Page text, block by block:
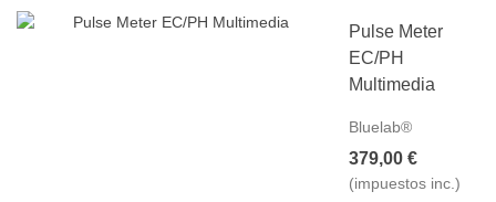
Pulse Meter
EC/PH
Multimedia
Bluelab®
379,00 €
(impuestos inc.)